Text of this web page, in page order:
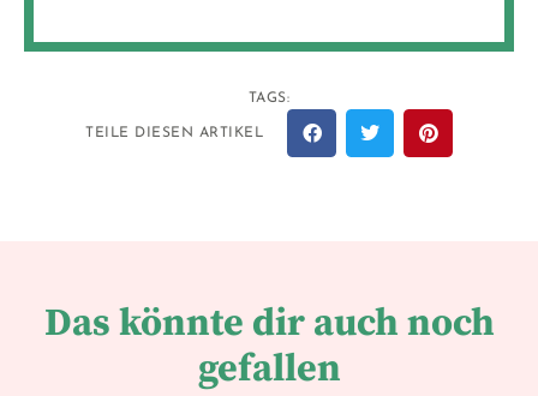
TAGS:
TEILE DIESEN ARTIKEL
Das könnte dir auch noch
gefallen